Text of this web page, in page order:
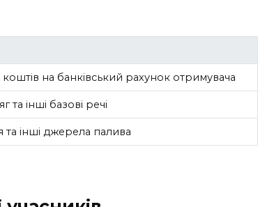
на банківський рахунок отримувача
та інші базові речі
та інші джерела палива